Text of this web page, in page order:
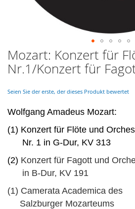
Skip
to
the
of
images
Mozart: Konzert für
Nr.1/Konzert für
Seien Sie der erste, der dieses Produkt bewertet
Wolfgang Amadeus Mozart:
(1) Konzert für Flöte und
Nr. 1 in G-Dur, KV 313
(2) Konzert für Fagott und
in B-Dur, KV 191
(1) Camerata Academica des
Salzburger Mozarteums